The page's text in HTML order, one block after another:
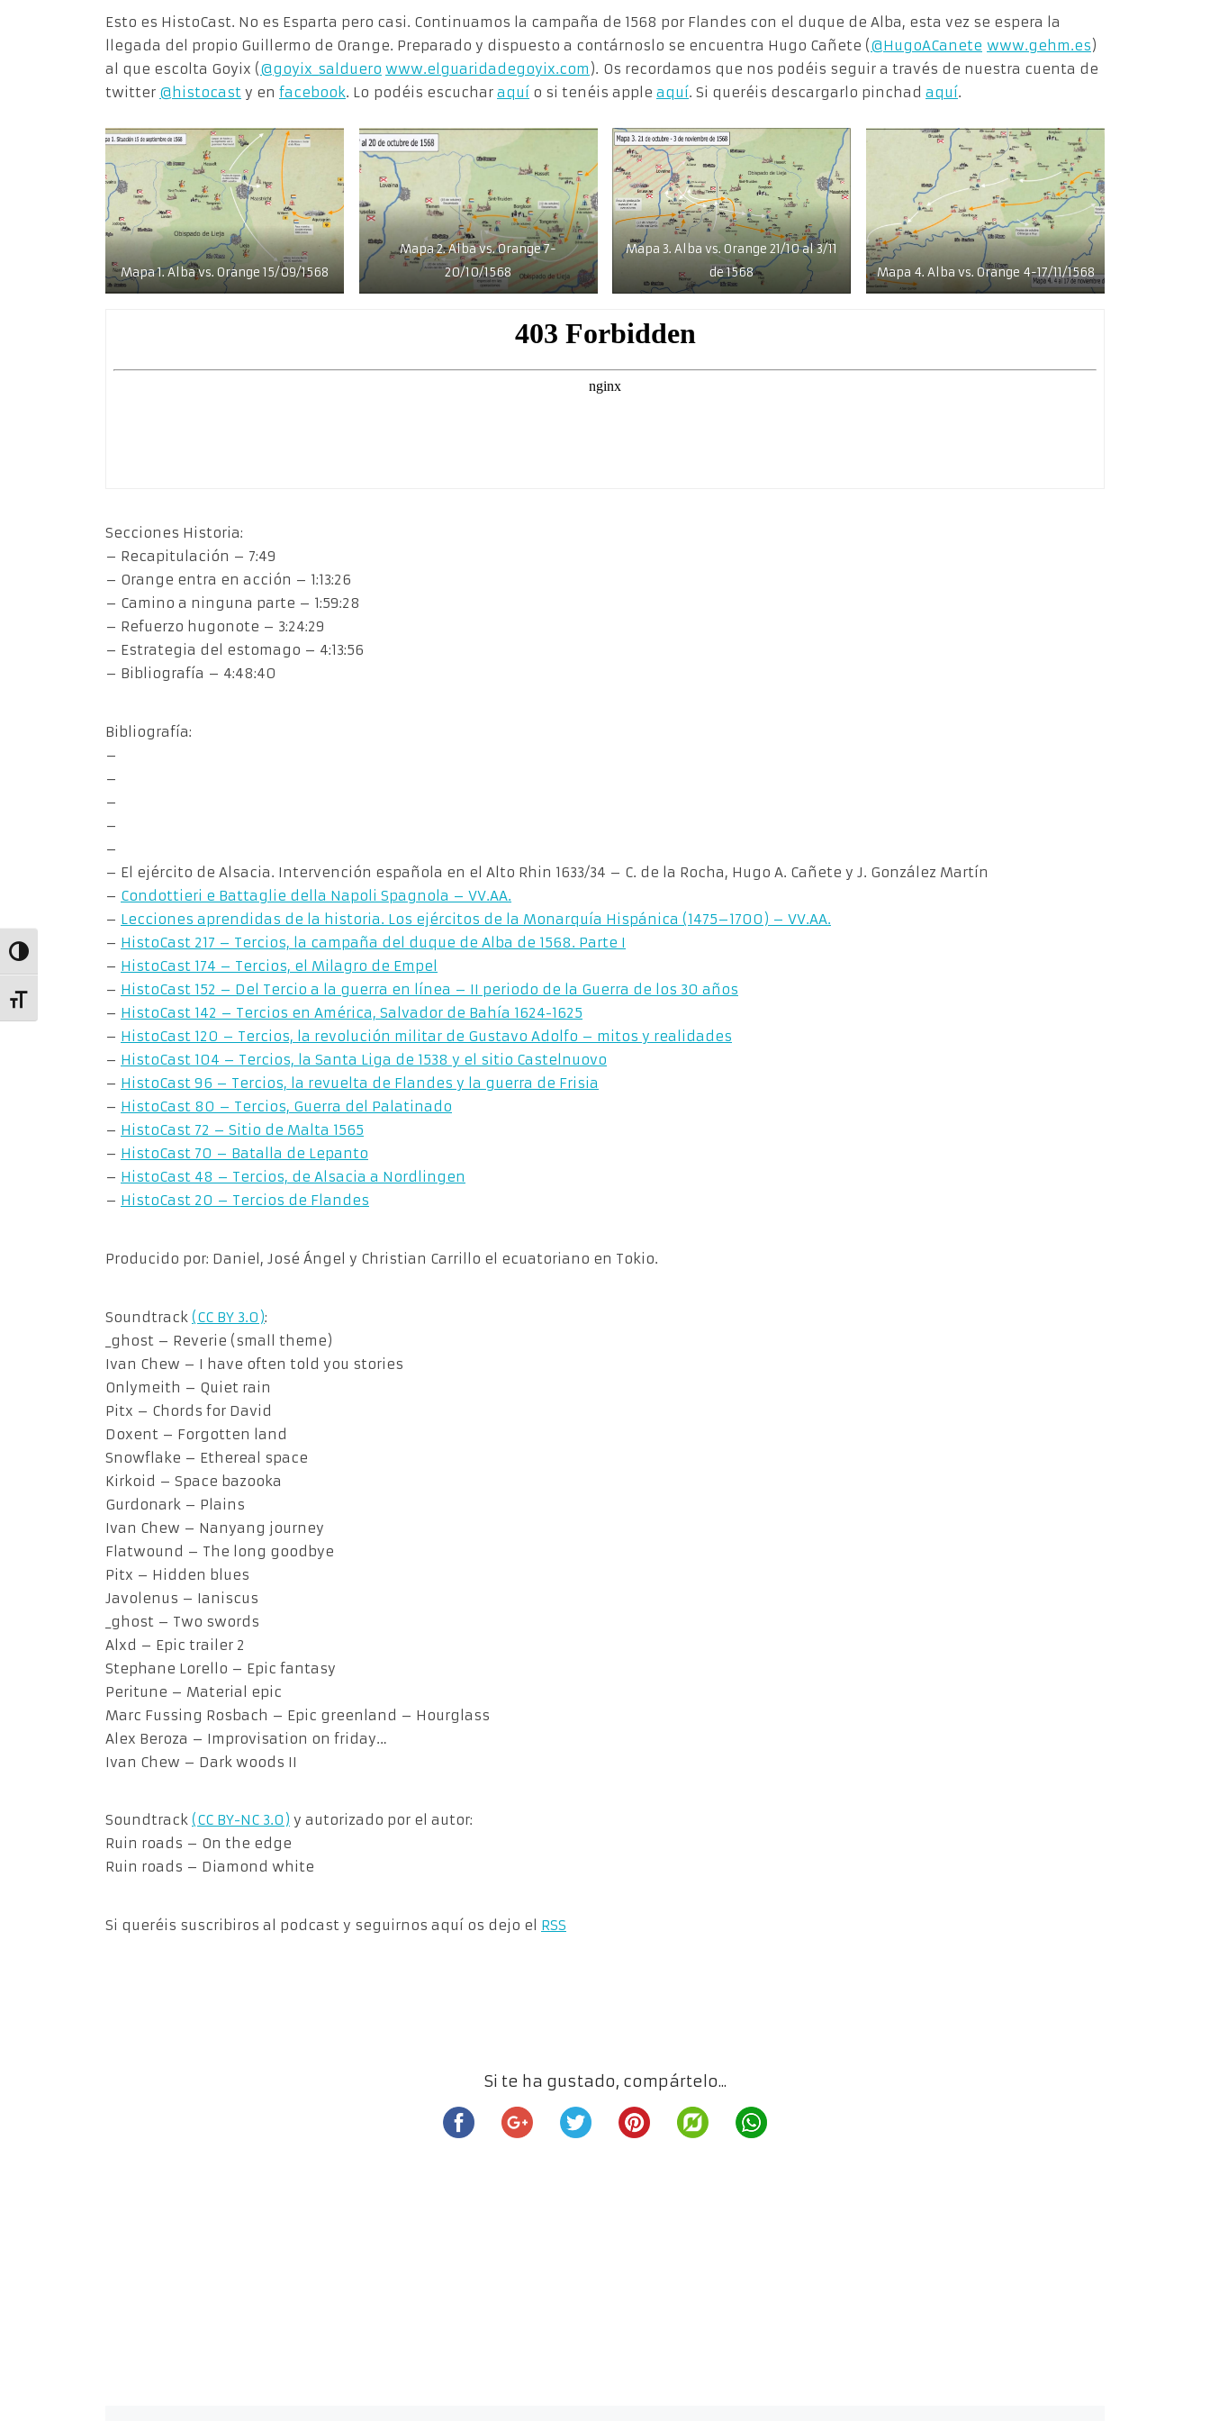
Alternar alto contraste
Alternar tamaño de letra
Esto es HistoCast. No es Esparta pero casi. Continuamos la campaña de 1568 por Flandes con el duque de Alba, esta vez se espera la
llegada del propio Guillermo de Orange. Preparado y dispuesto a contárnoslo se encuentra Hugo Cañete (@HugoACanete www.gehm.es)
al que escolta Goyix (@goyix_salduero www.elguaridadegoyix.com ). Os recordamos que nos podéis seguir a través de nuestra cuenta de
twitter @histocast y en facebook. Lo podéis escuchar aquí o si tenéis apple aquí. Si queréis descargarlo pinchad aquí.
Mapa 1. Alba vs. Orange 15/09/1568
Mapa 2. Alba vs. Orange 7-
20/10/1568
Mapa 3. Alba vs. Orange 21/10 al 3/11
de 1568
Mapa 4. Alba vs. Orange 4-17/11/1568
Secciones Historia:
– Recapitulación – 7:49
– Orange entra en acción – 1:13:26
– Camino a ninguna parte – 1:59:28
– Refuerzo hugonote – 3:24:29
– Estrategia del estomago – 4:13:56
– Bibliografía – 4:48:40
Bibliografía:
–
–
–
–
–
– El ejército de Alsacia. Intervención española en el Alto Rhin 1633/34 – C. de la Rocha, Hugo A. Cañete y J. González Martín
– Condottieri e Battaglie della Napoli Spagnola – VV.AA.
– Lecciones aprendidas de la historia. Los ejércitos de la Monarquía Hispánica (1475–1700) – VV.AA.
– HistoCast 217 – Tercios, la campaña del duque de Alba de 1568. Parte I
– HistoCast 174 – Tercios, el Milagro de Empel
– HistoCast 152 – Del Tercio a la guerra en línea – II periodo de la Guerra de los 30 años
– HistoCast 142 – Tercios en América, Salvador de Bahía 1624-1625
– HistoCast 120 – Tercios, la revolución militar de Gustavo Adolfo – mitos y realidades
– HistoCast 104 – Tercios, la Santa Liga de 1538 y el sitio Castelnuovo
– HistoCast 96 – Tercios, la revuelta de Flandes y la guerra de Frisia
– HistoCast 80 – Tercios, Guerra del Palatinado
– HistoCast 72 – Sitio de Malta 1565
– HistoCast 70 – Batalla de Lepanto
– HistoCast 48 – Tercios, de Alsacia a Nordlingen
– HistoCast 20 – Tercios de Flandes
Producido por: Daniel, José Ángel y Christian Carrillo el ecuatoriano en Tokio.
Soundtrack (CC BY 3.0):
_ghost – Reverie (small theme)
Ivan Chew – I have often told you stories
Onlymeith – Quiet rain
Pitx – Chords for David
Doxent – Forgotten land
Snowflake – Ethereal space
Kirkoid – Space bazooka
Gurdonark – Plains
Ivan Chew – Nanyang journey
Flatwound – The long goodbye
Pitx – Hidden blues
Javolenus – Ianiscus
_ghost – Two swords
Alxd – Epic trailer 2
Stephane Lorello – Epic fantasy
Peritune – Material epic
Marc Fussing Rosbach – Epic greenland – Hourglass
Alex Beroza – Improvisation on friday…
Ivan Chew – Dark woods II
Soundtrack (CC BY-NC 3.0) y autorizado por el autor:
Ruin roads – On the edge
Ruin roads – Diamond white
Si queréis suscribiros al podcast y seguirnos aquí os dejo el RSS
Si te ha gustado, compártelo...